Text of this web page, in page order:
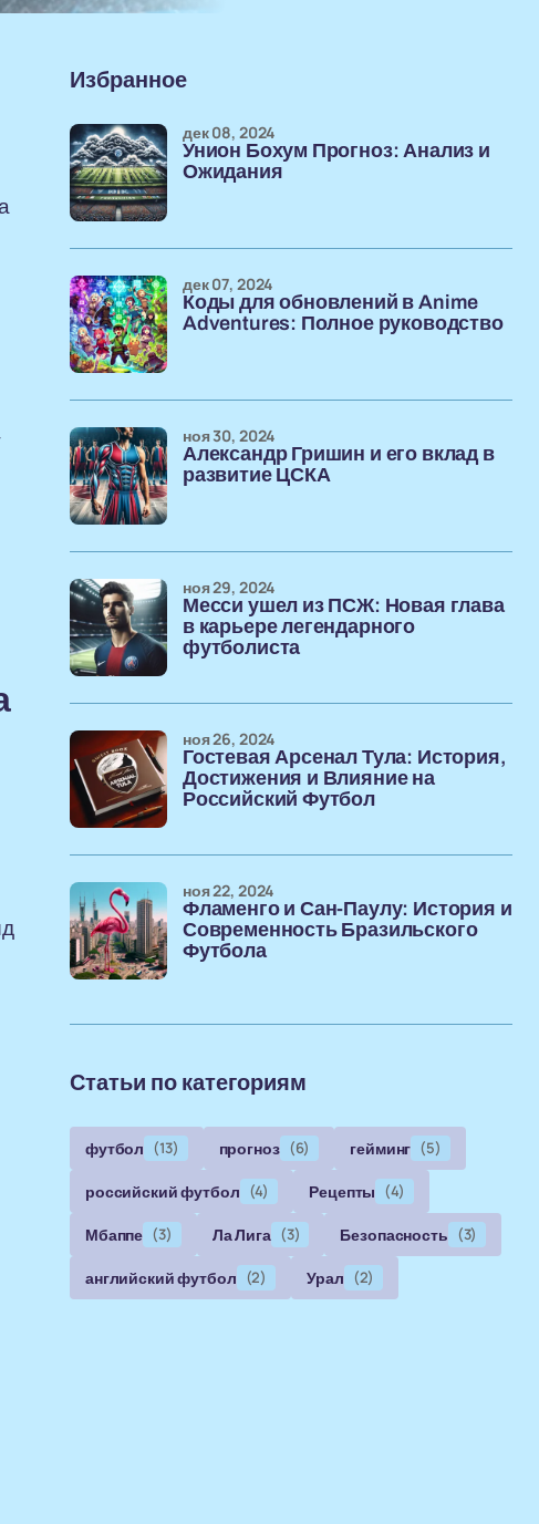
Избранное
Унион Бохум Прогноз: Анализ и
Ожидания
дек 08, 2024
Коды для обновлений в Anime
Adventures: Полное руководство
дек 07, 2024
Александр Гришин и его вклад в
развитие ЦСКА
ноя 30, 2024
Месси ушел из ПСЖ: Новая глава
в карьере легендарного
футболиста
ноя 29, 2024
Гостевая Арсенал Тула: История,
Достижения и Влияние на
Российский Футбол
ноя 26, 2024
Фламенго и Сан-Паулу: История и
Современность Бразильского
Футбола
ноя 22, 2024
Статьи по категориям
футбол (13) прогноз (6) гейминг (5)
российский футбол (4) Рецепты (4)
Мбаппе (3) Ла Лига (3) Безопасность (3)
английский футбол (2) Урал (2)